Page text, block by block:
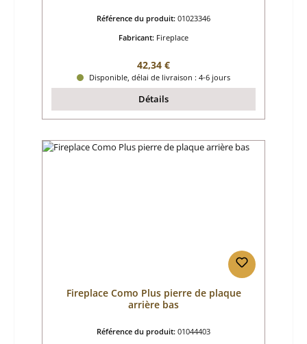
Référence du produit: 01023346
Fabricant: Fireplace
Prix régulier :
42,34 €
Disponible, délai de livraison : 4-6 jours
Détails
Fireplace Como Plus pierre de plaque
arrière bas
Référence du produit: 01044403